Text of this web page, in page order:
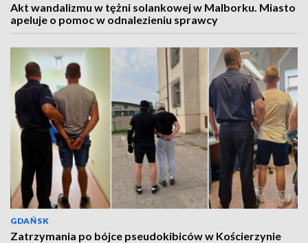
Akt wandalizmu w tężni solankowej w Malborku. Miasto
apeluje o pomoc w odnalezieniu sprawcy
GDAŃSK
Zatrzymania po bójce pseudokibiców w Kościerzynie